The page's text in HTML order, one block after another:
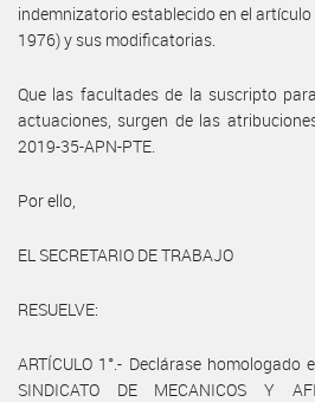
indemnizatorio establecido en el artículo
1976) y sus modificatorias.
Que las facultades de la suscripto
actuaciones, surgen de las
2019-35-APN-PTE.
Por ello,
EL SECRETARIO DE TRABAJO
RESUELVE:
ARTÍCULO 1°.- Declárase
SINDICATO DE MECANICOS Y